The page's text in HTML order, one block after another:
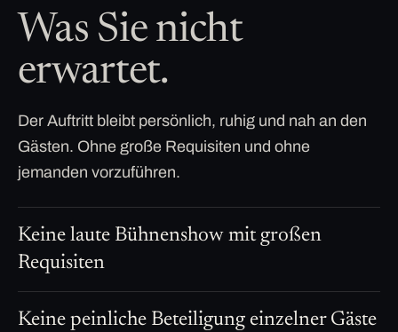
Was Sie nicht
erwartet.
Der Auftritt bleibt persönlich, ruhig und nah an den
Gästen. Ohne große Requisiten und ohne
jemanden vorzuführen.
Keine laute Bühnenshow mit großen
Requisiten
Keine peinliche Beteiligung einzelner Gäste